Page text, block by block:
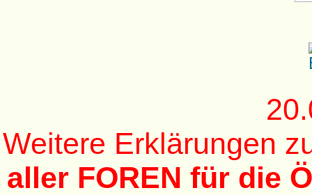
Weitere Erklärungen
aller FOREN für die